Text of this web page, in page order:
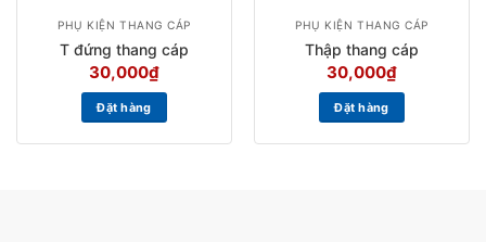
PHỤ KIỆN THANG CÁP
T đứng thang cáp
30,000₫
Đặt hàng
PHỤ KIỆN THANG CÁP
Thập thang cáp
30,000₫
Đặt hàng